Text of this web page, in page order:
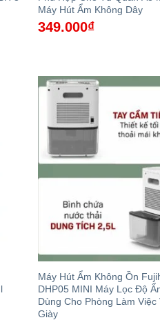
Máy Hút Ẩm Không Dây
349.000₫
Máy Hút Ẩm Không Ồn
DHP05 MINI Máy Lọc Độ
Dùng Cho Phòng Làm Việc
Giày